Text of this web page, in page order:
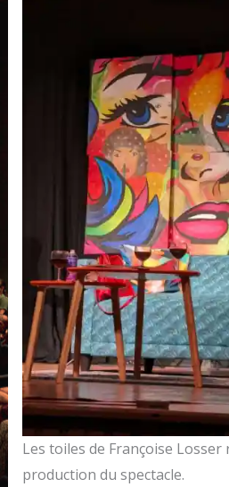
Les toiles de Françoise
production du spectacle.